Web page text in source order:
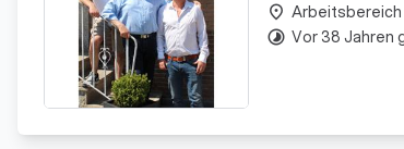
individuelle
place
timelapse Vor 38 Jahren